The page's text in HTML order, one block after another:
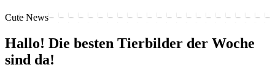
Cute News
Hallo! Die besten Tierbilder der Woche
sind da!